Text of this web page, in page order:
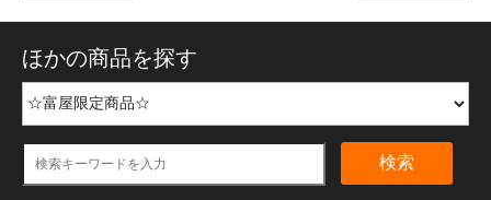
ほかの商品を探す
検索